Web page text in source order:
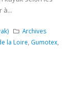
à...
Archives
la Loire Gumotex,